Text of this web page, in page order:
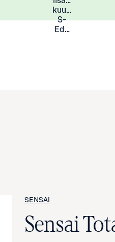
kuukauden
S-
Eduista
SENSAI
Sensai